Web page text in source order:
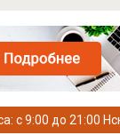
с 9:00 до 21:00